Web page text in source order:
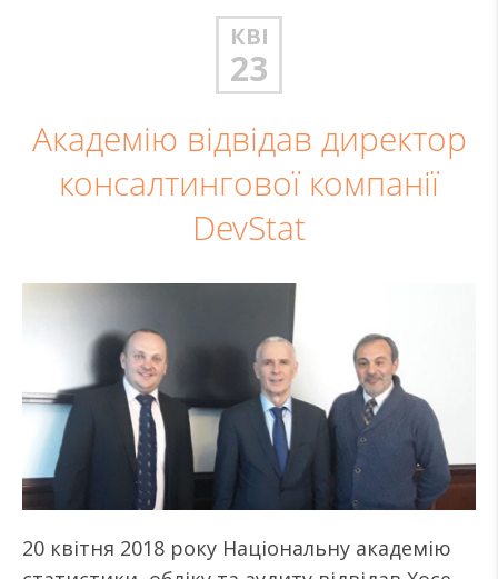
КВІ
23
Академію відвідав директор
консалтингової компанії
DevStat
20 квітня 2018 року Національну академію